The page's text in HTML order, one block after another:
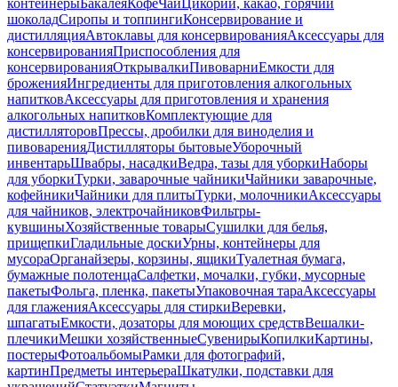
контейнерыБакалеяКофеЧайЦикорий, какао, горячий
шоколадСиропы и топпингиКонсервирование и
дистилляцияАвтоклавы для консервированияАксессуары для
консервированияПриспособления для
консервированияОткрывалкиПивоварниЕмкости для
броженияИнгредиенты для приготовления алкогольных
напитковАксессуары для приготовления и хранения
алкогольных напитковКомплектующие для
дистилляторовПрессы, дробилки для виноделия и
пивоваренияДистилляторы бытовыеУборочный
инвентарьШвабры, насадкиВедра, тазы для уборкиНаборы
для уборкиТурки, заварочные чайникиЧайники заварочные,
кофейникиЧайники для плитыТурки, молочникиАксессуары
для чайников, электрочайниковФильтры-
кувшиныХозяйственные товарыСушилки для белья,
прищепкиГладильные доскиУрны, контейнеры для
мусораОрганайзеры, корзины, ящикиТуалетная бумага,
бумажные полотенцаСалфетки, мочалки, губки, мусорные
пакетыФольга, пленка, пакетыУпаковочная тараАксессуары
для глаженияАксессуары для стиркиВеревки,
шпагатыЕмкости, дозаторы для моющих средствВешалки-
плечикиМешки хозяйственныеСувенирыКопилкиКартины,
постерыФотоальбомыРамки для фотографий,
картинПредметы интерьераШкатулки, подставки для